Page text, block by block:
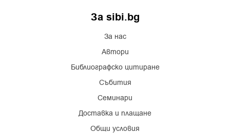
За sibi.bg
За нас
Автори
Библиографско цитиране
Събития
Семинари
Доставка и плащане
Общи условия